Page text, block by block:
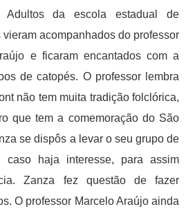
da escola estadual de
acompanhados do professor
e ficaram encantados com a
de catopés. O professor lembra
não tem muita tradição folclórica,
que tem a comemoração do São
se dispôs a levar o seu grupo de
haja interesse, para assim
Zanza fez questão de fazer
O professor Marcelo Araújo ainda